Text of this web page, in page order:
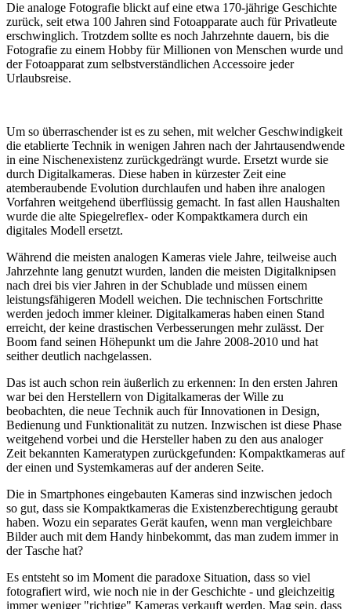
Die analoge Fotografie blickt auf eine etwa 170-jährige Geschichte
zurück, seit etwa 100 Jahren sind Fotoapparate auch für Privatleute
erschwinglich. Trotzdem sollte es noch Jahrzehnte dauern, bis die
Fotografie zu einem Hobby für Millionen von Menschen wurde und
der Fotoapparat zum selbstverständlichen Accessoire jeder
Urlaubsreise.
Um so überraschender ist es zu sehen, mit welcher Geschwindigkeit
die etablierte Technik in wenigen Jahren nach der Jahrtausendwende
in eine Nischenexistenz zurückgedrängt wurde. Ersetzt wurde sie
durch Digitalkameras. Diese haben in kürzester Zeit eine
atemberaubende Evolution durchlaufen und haben ihre analogen
Vorfahren weitgehend überflüssig gemacht. In fast allen Haushalten
wurde die alte Spiegelreflex- oder Kompaktkamera durch ein
digitales Modell ersetzt.
Während die meisten analogen Kameras viele Jahre, teilweise auch
Jahrzehnte lang genutzt wurden, landen die meisten Digitalknipsen
nach drei bis vier Jahren in der Schublade und müssen einem
leistungsfähigeren Modell weichen. Die technischen Fortschritte
werden jedoch immer kleiner. Digitalkameras haben einen Stand
erreicht, der keine drastischen Verbesserungen mehr zulässt. Der
Boom fand seinen Höhepunkt um die Jahre 2008-2010 und hat
seither deutlich nachgelassen.
Das ist auch schon rein äußerlich zu erkennen: In den ersten Jahren
war bei den Herstellern von Digitalkameras der Wille zu
beobachten, die neue Technik auch für Innovationen in Design,
Bedienung und Funktionalität zu nutzen. Inzwischen ist diese Phase
weitgehend vorbei und die Hersteller haben zu den aus analoger
Zeit bekannten Kameratypen zurückgefunden: Kompaktkameras auf
der einen und Systemkameras auf der anderen Seite.
Die in Smartphones eingebauten Kameras sind inzwischen jedoch
so gut, dass sie Kompaktkameras die Existenzberechtigung geraubt
haben. Wozu ein separates Gerät kaufen, wenn man vergleichbare
Bilder auch mit dem Handy hinbekommt, das man zudem immer in
der Tasche hat?
Es entsteht so im Moment die paradoxe Situation, dass so viel
fotografiert wird, wie noch nie in der Geschichte - und gleichzeitig
immer weniger "richtige" Kameras verkauft werden. Mag sein, dass